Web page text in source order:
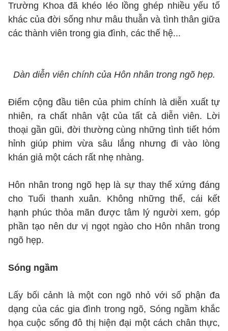
Trường Khoa đã khéo léo lồng ghép nhiều yếu tố
khác của đời sống như mâu thuẫn và tình thân giữa
các thành viên trong gia đình, các thế hệ...
Dàn diễn viên chính của Hôn nhân trong ngõ hẹp.
Điểm cộng đầu tiên của phim chính là diễn xuất tự
nhiên, ra chất nhân vật của tất cả diễn viên. Lời
thoại gần gũi, đời thường cùng những tình tiết hóm
hỉnh giúp phim vừa sâu lắng nhưng đi vào lòng
khán giả một cách rất nhẹ nhàng.
Hôn nhân trong ngõ hẹp là sự thay thế xứng đáng
cho Tuổi thanh xuân. Không những thế, cái kết
hạnh phúc thỏa mãn được tâm lý người xem, góp
phần tạo nên dư vị ngọt ngào cho Hôn nhân trong
ngõ hẹp.
Sóng ngầm
Lấy bối cảnh là một con ngõ nhỏ với số phận đa
dạng của các gia đình trong ngõ, Sóng ngầm khắc
họa cuộc sống đô thị hiện đại một cách chân thực,